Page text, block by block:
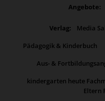
Angebote:
Verlag:
Media
Pädagogik & Kinderbuch
Aus- &
kindergarten heute
Eltern